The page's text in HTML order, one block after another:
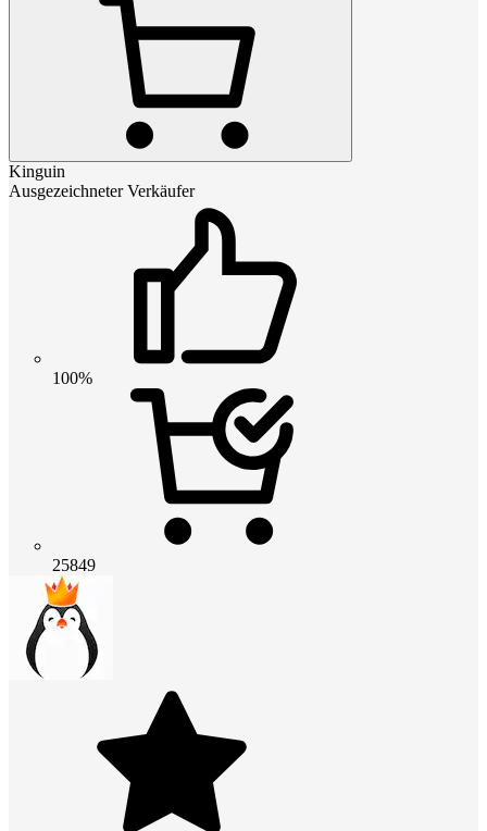
Kinguin
Ausgezeichneter Verkäufer
100%
25849